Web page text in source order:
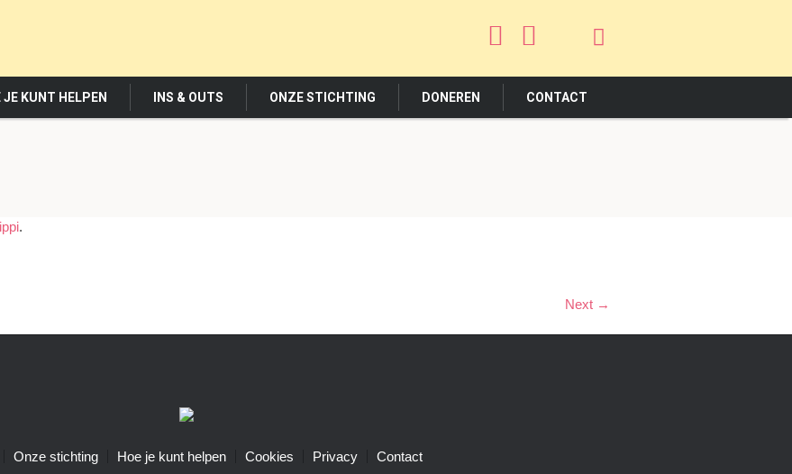
JE KUNT HELPEN INS & OUTS ONZE STICHTING DONEREN CONTACT
.
Next →
Onze stichting Hoe je kunt helpen Cookies Privacy Contact